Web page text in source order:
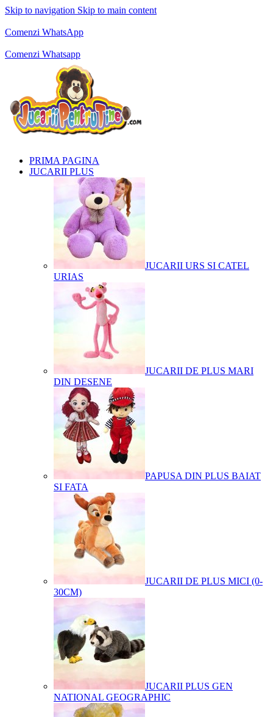
Skip to navigation Skip to main content
Comenzi WhatsApp
Comenzi Whatsapp
PRIMA PAGINA
JUCARII PLUS
JUCARII URS SI CATEL
URIAS
JUCARII DE PLUS MARI
DIN DESENE
PAPUSA DIN PLUS BAIAT
SI FATA
JUCARII DE PLUS MICI (0-
30CM)
JUCARII PLUS GEN
NATIONAL GEOGRAPHIC